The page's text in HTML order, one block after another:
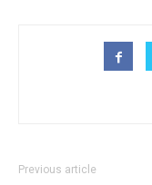
Previous article